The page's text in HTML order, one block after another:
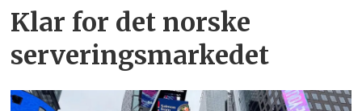
Klar for det norske
serveringsmarkedet